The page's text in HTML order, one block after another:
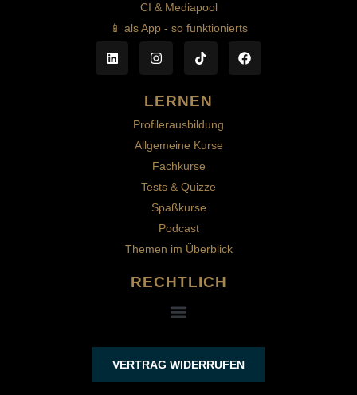
CI & Mediapool
📱 als App - so funktionierts
LERNEN
Profilerausbildung
Allgemeine Kurse
Fachkurse
Tests & Quizze
Spaßkurse
Podcast
Themen im Überblick
RECHTLICH
VERTRAG WIDERRUFEN